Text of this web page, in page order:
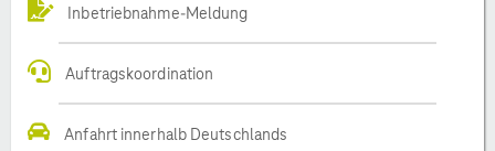
Inbetriebnahme-Meldung
Auftragskoordination
Anfahrt innerhalb Deutschlands